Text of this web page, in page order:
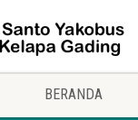
BERANDA